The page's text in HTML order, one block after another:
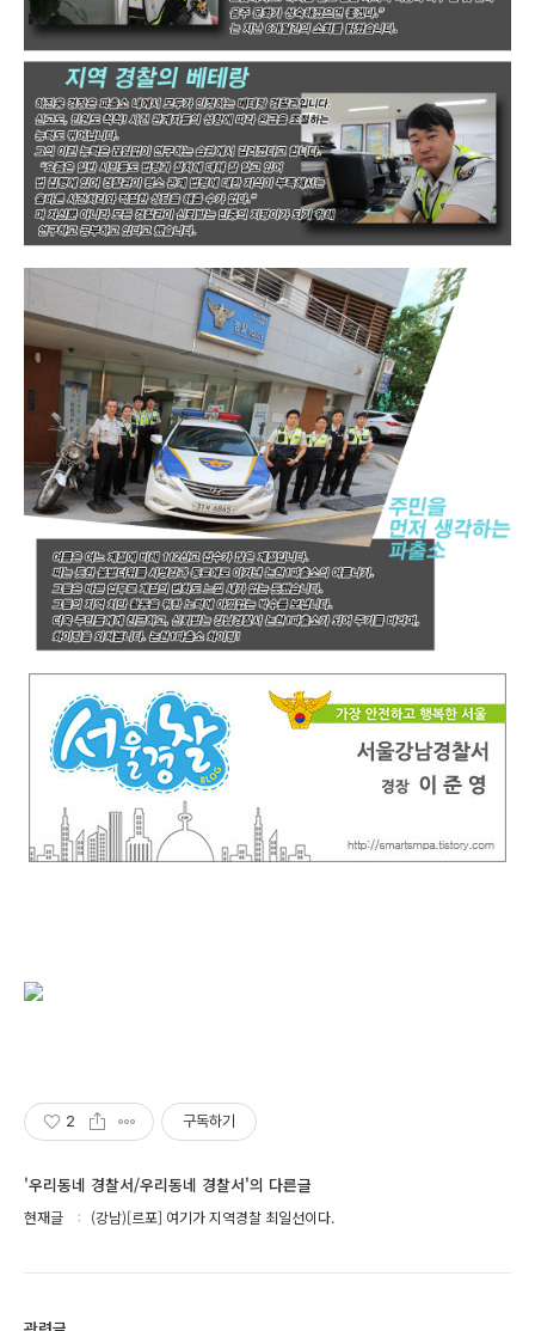
2 구독하기
'우리동네 경찰서/우리동네 경찰서'의 다른글
현재글 (강남)[르포] 여기가 지역경찰 최일선이다.